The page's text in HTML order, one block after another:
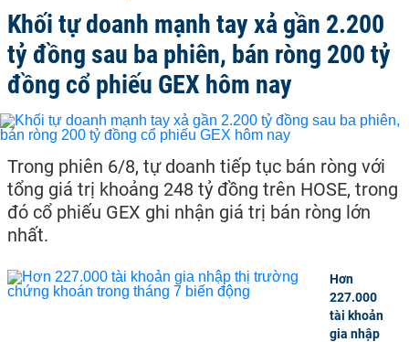
Khối tự doanh mạnh tay xả gần 2.200
tỷ đồng sau ba phiên, bán ròng 200 tỷ
đồng cổ phiếu GEX hôm nay
Trong phiên 6/8, tự doanh tiếp tục bán ròng với
tổng giá trị khoảng 248 tỷ đồng trên HOSE, trong
đó cổ phiếu GEX ghi nhận giá trị bán ròng lớn
nhất.
Hơn
227.000
tài khoản
gia nhập